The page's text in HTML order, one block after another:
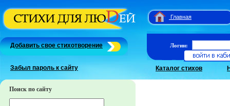
Главная
Добавить свое стихотворение
Забыл пароль к сайту
Логин:
Каталог стихов
Поиск по сайту